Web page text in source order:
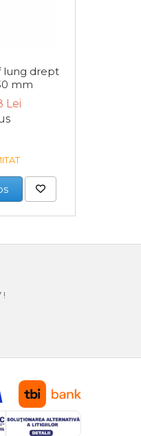
lung drept
mm
Lei
!